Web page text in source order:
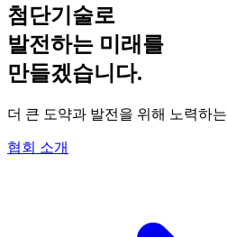
첨단기술로
발전하는 미래를
만들겠습니다.
더 큰 도약과 발전을 위해 노력하는
협회 소개